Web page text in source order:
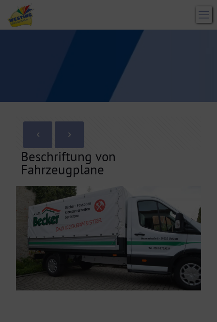
Beschriftung von
Fahrzeugplane